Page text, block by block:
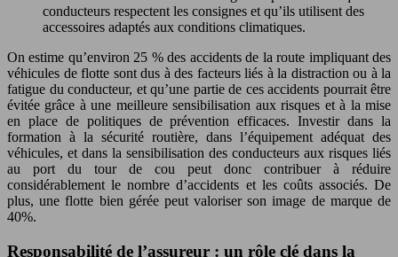
conducteurs respectent les consignes et qu’ils utilisent des
accessoires adaptés aux conditions climatiques.
On estime qu’environ 25 % des accidents de la route impliquant des
véhicules de flotte sont dus à des facteurs liés à la distraction ou à la
fatigue du conducteur, et qu’une partie de ces accidents pourrait être
évitée grâce à une meilleure sensibilisation aux risques et à la mise
en place de politiques de prévention efficaces. Investir dans la
formation à la sécurité routière, dans l’équipement adéquat des
véhicules, et dans la sensibilisation des conducteurs aux risques liés
au port du tour de cou peut donc contribuer à réduire
considérablement le nombre d’accidents et les coûts associés. De
plus, une flotte bien gérée peut valoriser son image de marque de
40%.
Responsabilité de l’assureur : un rôle clé dans la